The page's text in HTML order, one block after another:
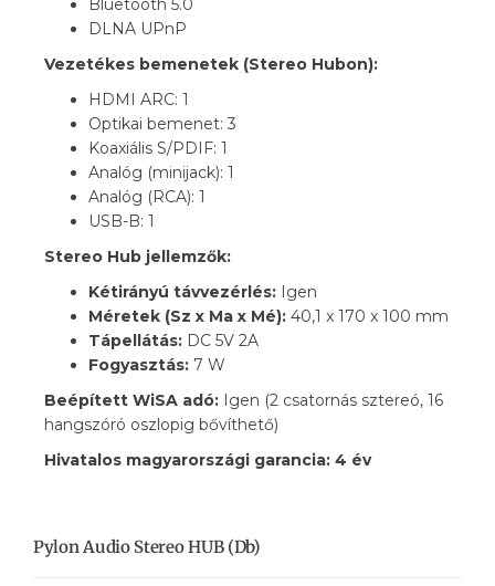
Bluetooth 5.0
DLNA UPnP
Vezetékes bemenetek (Stereo Hubon):
HDMI ARC: 1
Optikai bemenet: 3
Koaxiális S/PDIF: 1
Analóg (minijack): 1
Analóg (RCA): 1
USB-B: 1
Stereo Hub jellemzők:
Kétirányú távvezérlés: Igen
Méretek (Sz x Ma x Mé): 40,1 x 170 x 100 mm
Tápellátás: DC 5V 2A
Fogyasztás: 7 W
Beépített WiSA adó: Igen (2 csatornás sztereó, 16
hangszóró oszlopig bővíthető)
Hivatalos magyarországi garancia: 4 év
Pylon Audio Stereo HUB (db)